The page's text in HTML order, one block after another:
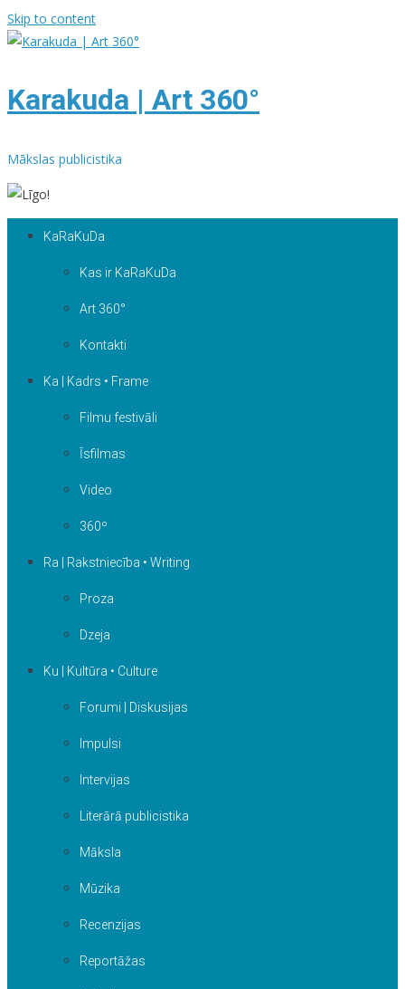
Skip to content
Karakuda | Art 360°
Mākslas publicistika
KaRaKuDa
Kas ir KaRaKuDa
Art 360°
Kontakti
Ka | Kadrs • Frame
Filmu festivāli
Īsfilmas
Video
360º
Ra | Rakstniecība • Writing
Proza
Dzeja
Ku | Kultūra • Culture
Forumi | Diskusijas
Impulsi
Intervijas
Literārā publicistika
Māksla
Mūzika
Recenzijas
Reportāžas